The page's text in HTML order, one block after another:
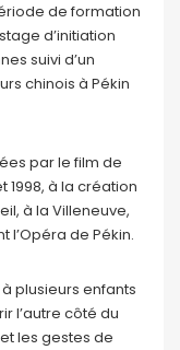
de formation
d’initiation
suivi d’un
chinois à Pékin
par le film de
1998, à la création
à la Villeneuve,
l’Opéra de Pékin.
plusieurs enfants
l’autre côté du
les gestes de